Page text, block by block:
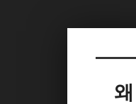
스케치북5